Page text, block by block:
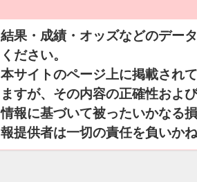
結果・成績・オッズなどのデー
ください。
本サイトのページ上に掲載され
ますが、その内容の正確性およ
情報に基づいて被ったいかなる
報提供者は一切の責任を負いかね